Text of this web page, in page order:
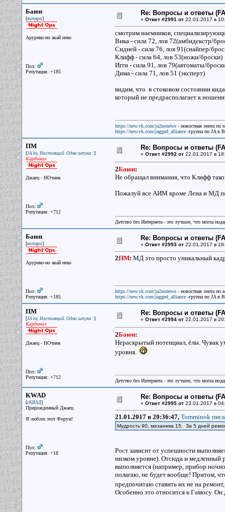
Баюн
[котяра]
Арурико-но акай неко
Пол:
Репутация: +185
Re: Вопросы и ответы
« Ответ #2991 от22.01.2017 в
смотрим наемников,
Вика - сила 72, лов 72(амбидекстр/
Сидней - сила 76, лов 91(снайпер/
Клифф - сила 64, лов 53(ножи/броски)
Игги - сила 91, лов 79(автоматы/
Дима - сила 71, лов 51 (эксперт)
видим, что в стоковом состоянии
который не предрасполагает к
https://new.vk.com/ja2nonews- новостная лента по
https://new.vk.com/jagged_alliance-группа по JA в
ПМ
[JA'ец. Настоящий. Одна штука :]
Кардинал
Джаец - НОчник
Пол:
Репутация: +712
Re: Вопросы и ответы
« Ответ #2992 от22.01.2017 в
2Баюн:
Не обращал внимания, что Клифф
Пожалуй все АИМ кроме Лена и МД
Детство без Интернета - это лучшее, что могла
Баюн
[котяра]
Арурико-но акай неко
Пол:
Репутация: +185
Re: Вопросы и ответы
« Ответ #2993 от22.01.2017 в
2ПМ: МД это просто уникальный
https://new.vk.com/ja2nonews- новостная лента по
https://new.vk.com/jagged_alliance-группа по JA в
ПМ
[JA'ец. Настоящий. Одна штука :]
Кардинал
Джаец - НОчник
Пол:
Репутация: +712
Re: Вопросы и ответы
« Ответ #2994 от22.01.2017 в
2Баюн:
Нераскрытый потенциал, ёлы. Чувак
уровня.
Детство без Интернета - это лучшее, что могла
KWAD
[сКВАД]
Прирожденный Джаец
Я люблю этот Форум!
Пол:
Репутация: +18
Re: Вопросы и ответы
« Ответ #2995 от23.01.2017 в
21.01.2017 в 20:36:47, Tomminok
Мудрость 90, механика 15. За 5 дней
Рост зависит от успешности
низком уровне). Отсюда и медленный
выполняется (например, прибор
полагаю, не будет вообще! Притом,
предпочитаю ставить их не на
Особенно это относится к Гамосу.